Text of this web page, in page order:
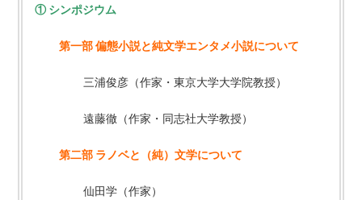
①シンポジウム
第一部偏態小説と純文学エンタメ小説について
三浦俊彦（作家・東京大学大学院教授）
遠藤徹（作家・同志社大学教授）
第二部 ラノベと（純）文学について
仙田学（作家）